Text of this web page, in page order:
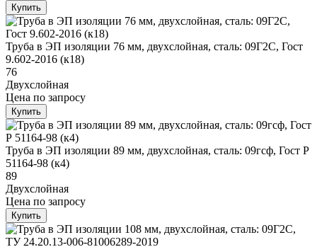
Купить
Труба в ЭП изоляции 76 мм, двухслойная, сталь: 09Г2С, Гост
9.602-2016 (к18)
76
Двухслойная
Цена по запросу
Купить
Труба в ЭП изоляции 89 мм, двухслойная, сталь: 09гсф, Гост Р
51164-98 (к4)
89
Двухслойная
Цена по запросу
Купить